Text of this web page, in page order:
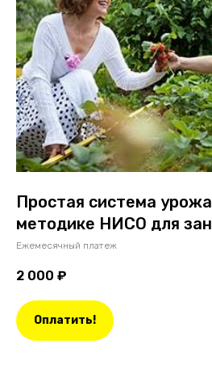
Простая система
методике НИСО для
Ежемесячный платеж
2 000 ₽
Оплатить!